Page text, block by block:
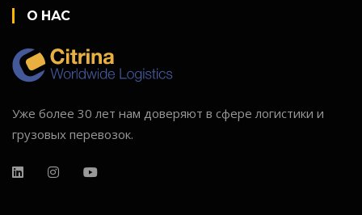
О НАС
Уже более 30 лет нам доверяют в сфере логистики и
грузовых перевозок.